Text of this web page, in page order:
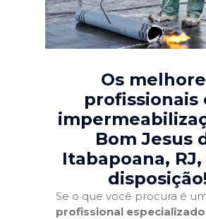
Os
profissionais
Bom Jesus
Itabapoana, RJ
Se o que você procura é
profissional